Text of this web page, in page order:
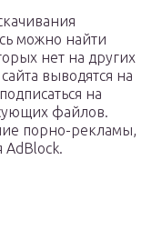
можно найти
нет на других
выводятся на
на
файлов.
порно-рекламы,
AdBlock.